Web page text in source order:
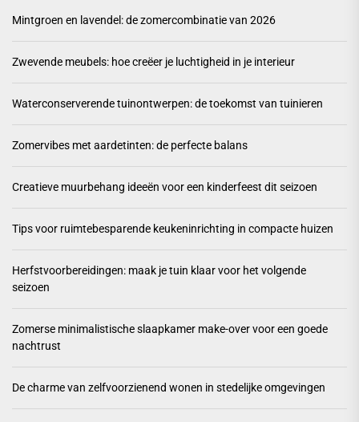
Mintgroen en lavendel: de zomercombinatie van 2026
Zwevende meubels: hoe creëer je luchtigheid in je interieur
Waterconserverende tuinontwerpen: de toekomst van tuinieren
Zomervibes met aardetinten: de perfecte balans
Creatieve muurbehang ideeën voor een kinderfeest dit seizoen
Tips voor ruimtebesparende keukeninrichting in compacte huizen
Herfstvoorbereidingen: maak je tuin klaar voor het volgende
seizoen
Zomerse minimalistische slaapkamer make-over voor een goede
nachtrust
De charme van zelfvoorzienend wonen in stedelijke omgevingen